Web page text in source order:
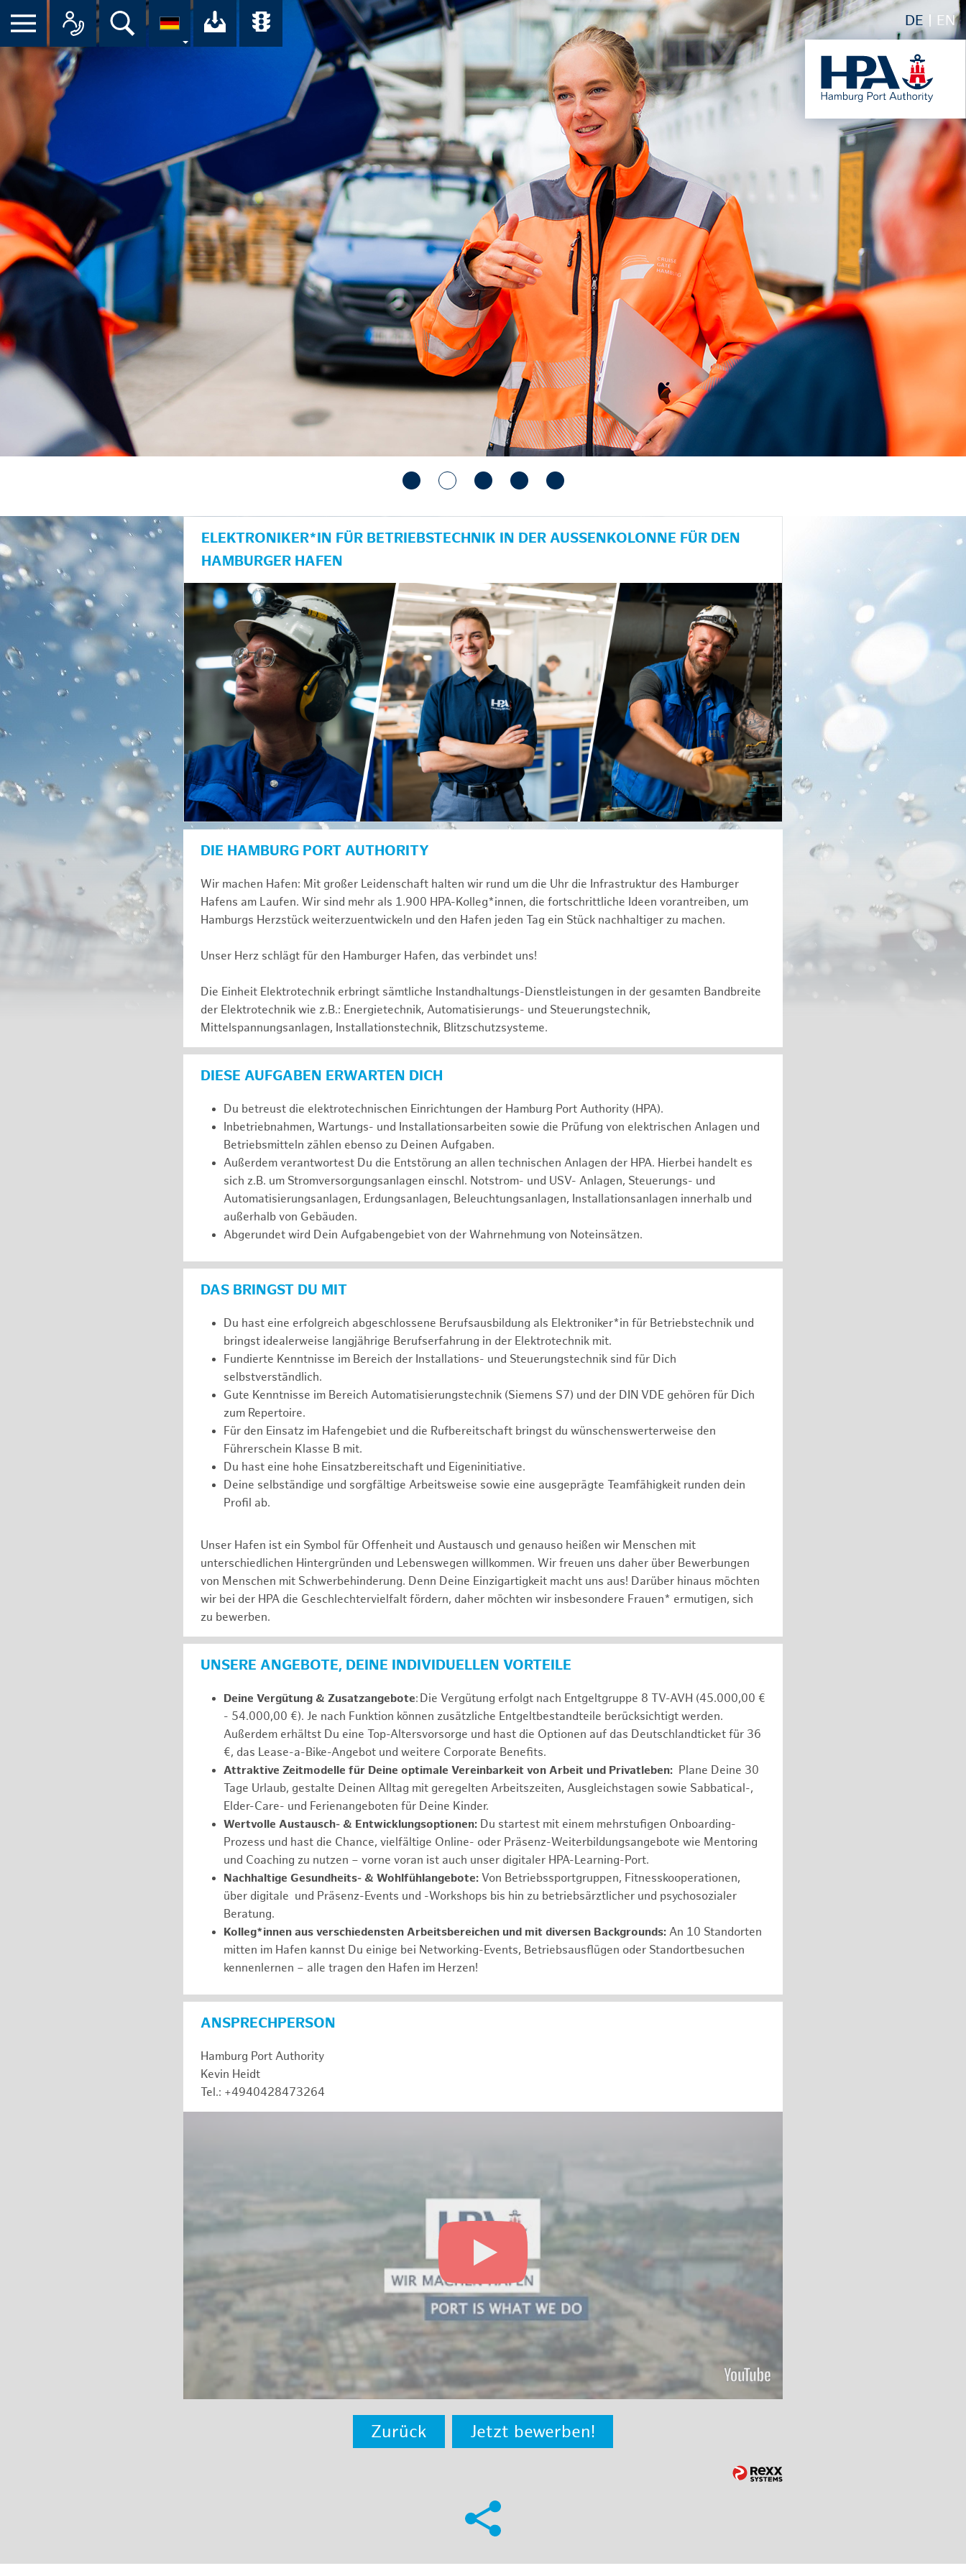
DE EN
Suche Ihr Download-Center der HPA
Übersicht aller Verkehrsmeldungen im Hafen am
ELEKTRONIKER*IN FÜR BETRIEBSTECHNIK IN DER AUSSENKOLONNE FÜR DEN H
AMBURGER HAFEN
DIE HAMBURG PORT AUTHORITY
Wir machen Hafen: Mit großer Leidenschaft halten wir rund um die Uhr die Infrastruktur des Hamburger
Hafens am Laufen. Wir sind mehr als 1.900 HPA-Kolleg*innen, die fortschrittliche Ideen vorantreiben, um
Hamburgs Herzstück weiterzuentwickeln und den Hafen jeden Tag ein Stück nachhaltiger zu machen.
Unser Herz schlägt für den Hamburger Hafen, das verbindet uns!
Die Einheit Elektrotechnik erbringt sämtliche Instandhaltungs-Dienstleistungen in der gesamten Bandbreite
der Elektrotechnik wie z.B.: Energietechnik, Automatisierungs- und Steuerungstechnik,
Mittelspannungsanlagen, Installationstechnik, Blitzschutzsysteme.
DIESE AUFGABEN ERWARTEN DICH
Du betreust die elektrotechnischen Einrichtungen der Hamburg Port Authority (HPA).
Inbetriebnahmen, Wartungs- und Installationsarbeiten sowie die Prüfung von elektrischen Anlagen und
Betriebsmitteln zählen ebenso zu Deinen Aufgaben.
Außerdem verantwortest Du die Entstörung an allen technischen Anlagen der HPA. Hierbei handelt es
sich z.B. um Stromversorgungsanlagen einschl. Notstrom- und USV- Anlagen, Steuerungs- und
Automatisierungsanlagen, Erdungsanlagen, Beleuchtungsanlagen, Installationsanlagen innerhalb und
außerhalb von Gebäuden.
Abgerundet wird Dein Aufgabengebiet von der Wahrnehmung von Noteinsätzen.
DAS BRINGST DU MIT
Du hast eine erfolgreich abgeschlossene Berufsausbildung als Elektroniker*in für Betriebstechnik und
bringst idealerweise langjährige Berufserfahrung in der Elektrotechnik mit.
Fundierte Kenntnisse im Bereich der Installations- und Steuerungstechnik sind für Dich
selbstverständlich.
Gute Kenntnisse im Bereich Automatisierungstechnik (Siemens S7) und der DIN VDE gehören für Dich
zum Repertoire.
Für den Einsatz im Hafengebiet und die Rufbereitschaft bringst du wünschenswerterweise den
Führerschein Klasse B mit.
Du hast eine hohe Einsatzbereitschaft und Eigeninitiative.
Deine selbständige und sorgfältige Arbeitsweise sowie eine ausgeprägte Teamfähigkeit runden dein
Profil ab.
Unser Hafen ist ein Symbol für Offenheit und Austausch und genauso heißen wir Menschen mit
unterschiedlichen Hintergründen und Lebenswegen willkommen. Wir freuen uns daher über Bewerbungen
von Menschen mit Schwerbehinderung. Denn Deine Einzigartigkeit macht uns aus! Darüber hinaus möchten
wir bei der HPA die Geschlechtervielfalt fördern, daher möchten wir insbesondere Frauen* ermutigen, sich
zu bewerben.
UNSERE ANGEBOTE, DEINE INDIVIDUELLEN VORTEILE
Deine Vergütung & Zusatzangebote: Die Vergütung erfolgt nach Entgeltgruppe 8 TV-AVH (45.000,00 €
- 54.000,00 €). Je nach Funktion können zusätzliche Entgeltbestandteile berücksichtigt werden.
Außerdem erhältst Du eine Top-Altersvorsorge und hast die Optionen auf das Deutschlandticket für 36
€, das Lease-a-Bike-Angebot und weitere Corporate Benefits.
Attraktive Zeitmodelle für Deine optimale Vereinbarkeit von Arbeit und Privatleben: Plane Deine 30
Tage Urlaub, gestalte Deinen Alltag mit geregelten Arbeitszeiten, Ausgleichstagen sowie Sabbatical-,
Elder-Care- und Ferienangeboten für Deine Kinder.
Wertvolle Austausch- & Entwicklungsoptionen: Du startest mit einem mehrstufigen Onboarding-
Prozess und hast die Chance, vielfältige Online- oder Präsenz-Weiterbildungsangebote wie Mentoring
und Coaching zu nutzen – vorne voran ist auch unser digitaler HPA-Learning-Port.
Nachhaltige Gesundheits- & Wohlfühlangebote: Von Betriebssportgruppen, Fitnesskooperationen,
über digitale und Präsenz-Events und -Workshops bis hin zu betriebsärztlicher und psychosozialer
Beratung.
Kolleg*innen aus verschiedensten Arbeitsbereichen und mit diversen Backgrounds: An 10 Standorten
mitten im Hafen kannst Du einige bei Networking-Events, Betriebsausflügen oder Standortbesuchen
kennenlernen – alle tragen den Hafen im Herzen!
ANSPRECHPERSON
Hamburg Port Authority
Kevin Heidt
Tel.: +4940428473264
Zurück Jetzt bewerben!